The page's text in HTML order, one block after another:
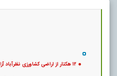
۱۲ هکتار از اراضی کشاورزی نظرآباد آزاد سازی شد